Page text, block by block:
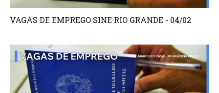
VAGAS DE EMPREGO SINE RIO GRANDE - 04/02